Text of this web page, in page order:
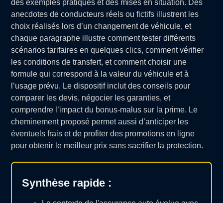
des exemples pratiques et des mises en situation. Des
anecdotes de conducteurs réels ou fictifs illustrent les
choix réalisés lors d’un changement de véhicule, et
chaque paragraphe illustre comment tester différents
scénarios tarifaires en quelques clics, comment vérifier
les conditions de transfert, et comment choisir une
formule qui correspond à la valeur du véhicule et à
l’usage prévu. Le dispositif inclut des conseils pour
comparer les devis, négocier les garanties, et
comprendre l’impact du bonus-malus sur la prime. Le
cheminement proposé permet aussi d’anticiper les
éventuels frais et de profiter des promotions en ligne
pour obtenir le meilleur prix sans sacrifier la protection.
Synthèse rapide :